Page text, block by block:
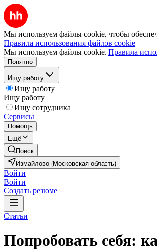
Мы используем файлы cookie, чтобы
Правила использования файлов cookie
Мы используем файлы cookie. Правила
Понятно
Ищу работу
Ищу работу
Ищу работу
Ищу сотрудника
Сервисы
Помощь
Ещё
Поиск
Измайлово (Московская область)
Войти
Войти
Создать резюме
Статьи
Попробовать себя: